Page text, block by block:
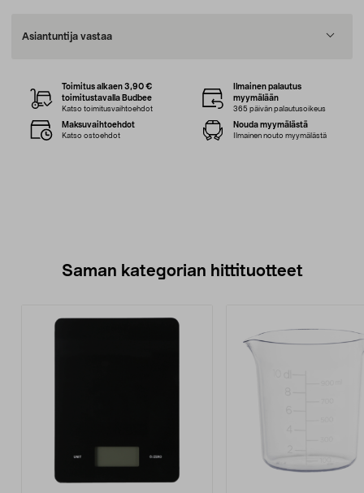
Asiantuntija vastaa
Toimitus alkaen 3,90 €
toimitustavalla Budbee
Katso toimitusvaihtoehdot
Ilmainen palautus
myymälään
365 päivän palautusoikeus
Maksuvaihtoehdot
Katso ostoehdot
Nouda myymälästä
Ilmainen nouto myymälästä
Saman kategorian hittituotteet